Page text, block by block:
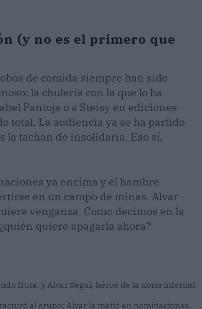
(y no es el primero que
de comida siempre han sido
la chulería con la que lo ha
Pantoja o a Steisy en ediciones
total. La audiencia ya se ha partido
la tachan de insolidaria. Eso sí,
ya encima y el hambre
en un campo de minas. Alvar
venganza. Como decimos en la
quiere apagarla ahora?
fruta, y Alvar Seguí, héroe de la noria infernal.
al grupo; Alvar la metió en nominaciones.